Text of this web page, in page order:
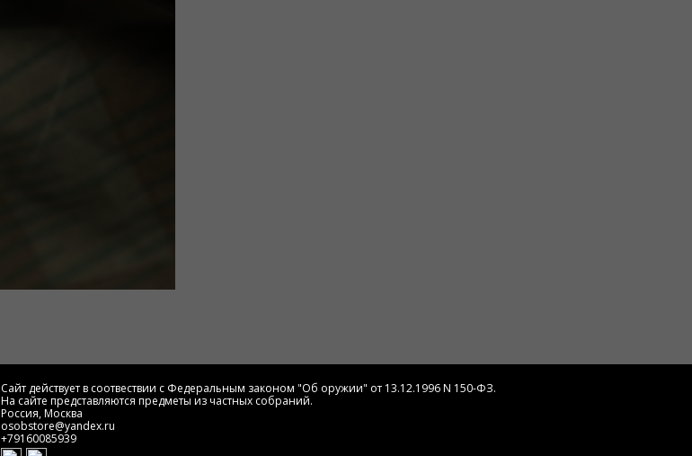
Сайт действует в соотвествии с Федеральным законом "Об оружии" от 13.12.1996 N 150-ФЗ.
На сайте представляются предметы из частных собраний.
Россия, Москва
osobstore@yandex.ru
+79160085939